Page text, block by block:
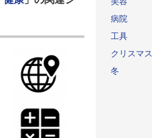
病院
工具
クリスマス
冬